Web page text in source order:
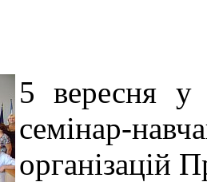
5 вересня у
семінар-
організацій